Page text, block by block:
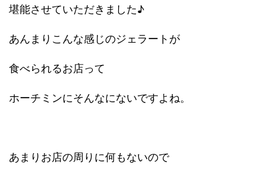
堪能させていただきました♪
あんまりこんな感じのジェラートが
食べられるお店って
ホーチミンにそんなにないですよね。
あまりお店の周りに何もないので